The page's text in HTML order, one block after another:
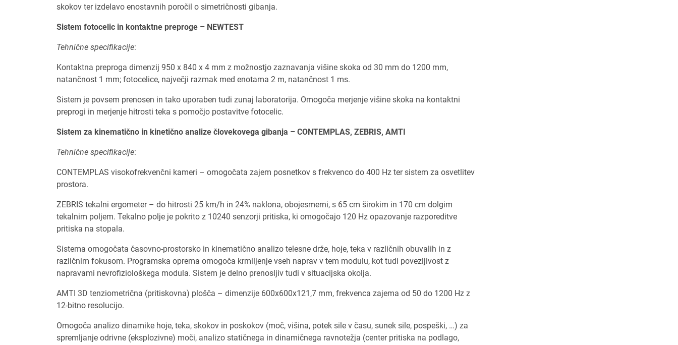
skokov ter izdelavo enostavnih poročil o simetričnosti gibanja.
Sistem fotocelic in kontaktne preproge – NEWTEST
Tehnične specifikacije:
Kontaktna preproga dimenzij 950 x 840 x 4 mm z možnostjo zaznavanja višine skoka od 30 mm do 1200 mm,
natančnost 1 mm; fotocelice, največji razmak med enotama 2 m, natančnost 1 ms.
Sistem je povsem prenosen in tako uporaben tudi zunaj laboratorija. Omogoča merjenje višine skoka na kontaktni
preprogi in merjenje hitrosti teka s pomočjo postavitve fotocelic.
Sistem za kinematično in kinetično analize človekovega gibanja – CONTEMPLAS, ZEBRIS, AMTI
Tehnične specifikacije:
CONTEMPLAS visokofrekvenčni kameri – omogočata zajem posnetkov s frekvenco do 400 Hz ter sistem za osvetlitev
prostora.
ZEBRIS tekalni ergometer – do hitrosti 25 km/h in 24% naklona, obojesmerni, s 65 cm širokim in 170 cm dolgim
tekalnim poljem. Tekalno polje je pokrito z 10240 senzorji pritiska, ki omogočajo 120 Hz opazovanje razporeditve
pritiska na stopala.
Sistema omogočata časovno-prostorsko in kinematično analizo telesne drže, hoje, teka v različnih obuvalih in z
različnim fokusom. Programska oprema omogoča krmiljenje vseh naprav v tem modulu, kot tudi povezljivost z
napravami nevrofiziološkega modula. Sistem je delno prenosljiv tudi v situacijska okolja.
AMTI 3D tenziometrična (pritiskovna) plošča – dimenzije 600x600x121,7 mm, frekvenca zajema od 50 do 1200 Hz z
12-bitno resolucijo.
Omogoča analizo dinamike hoje, teka, skokov in poskokov (moč, višina, potek sile v času, sunek sile, pospeški, …) za
spremljanje odrivne (eksplozivne) moči, analizo statičnega in dinamičnega ravnotežja (center pritiska na podlago,